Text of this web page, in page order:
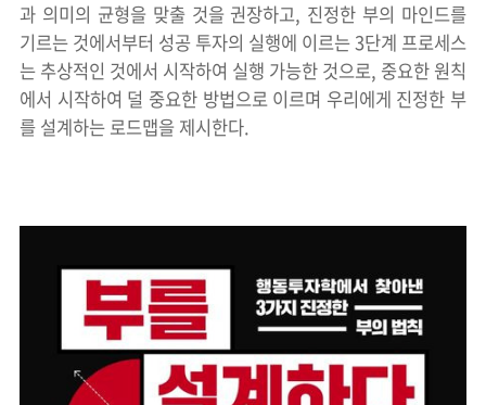
과 의미의 균형을 맞출 것을 권장하고, 진정한 부의 마인드를
기르는 것에서부터 성공 투자의 실행에 이르는 3단계 프로세스
는 추상적인 것에서 시작하여 실행 가능한 것으로, 중요한 원칙
에서 시작하여 덜 중요한 방법으로 이르며 우리에게 진정한 부
를 설계하는 로드맵을 제시한다.